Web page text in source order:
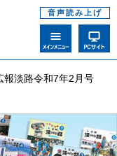
音声読み上げ
報淡路令和7年2月号